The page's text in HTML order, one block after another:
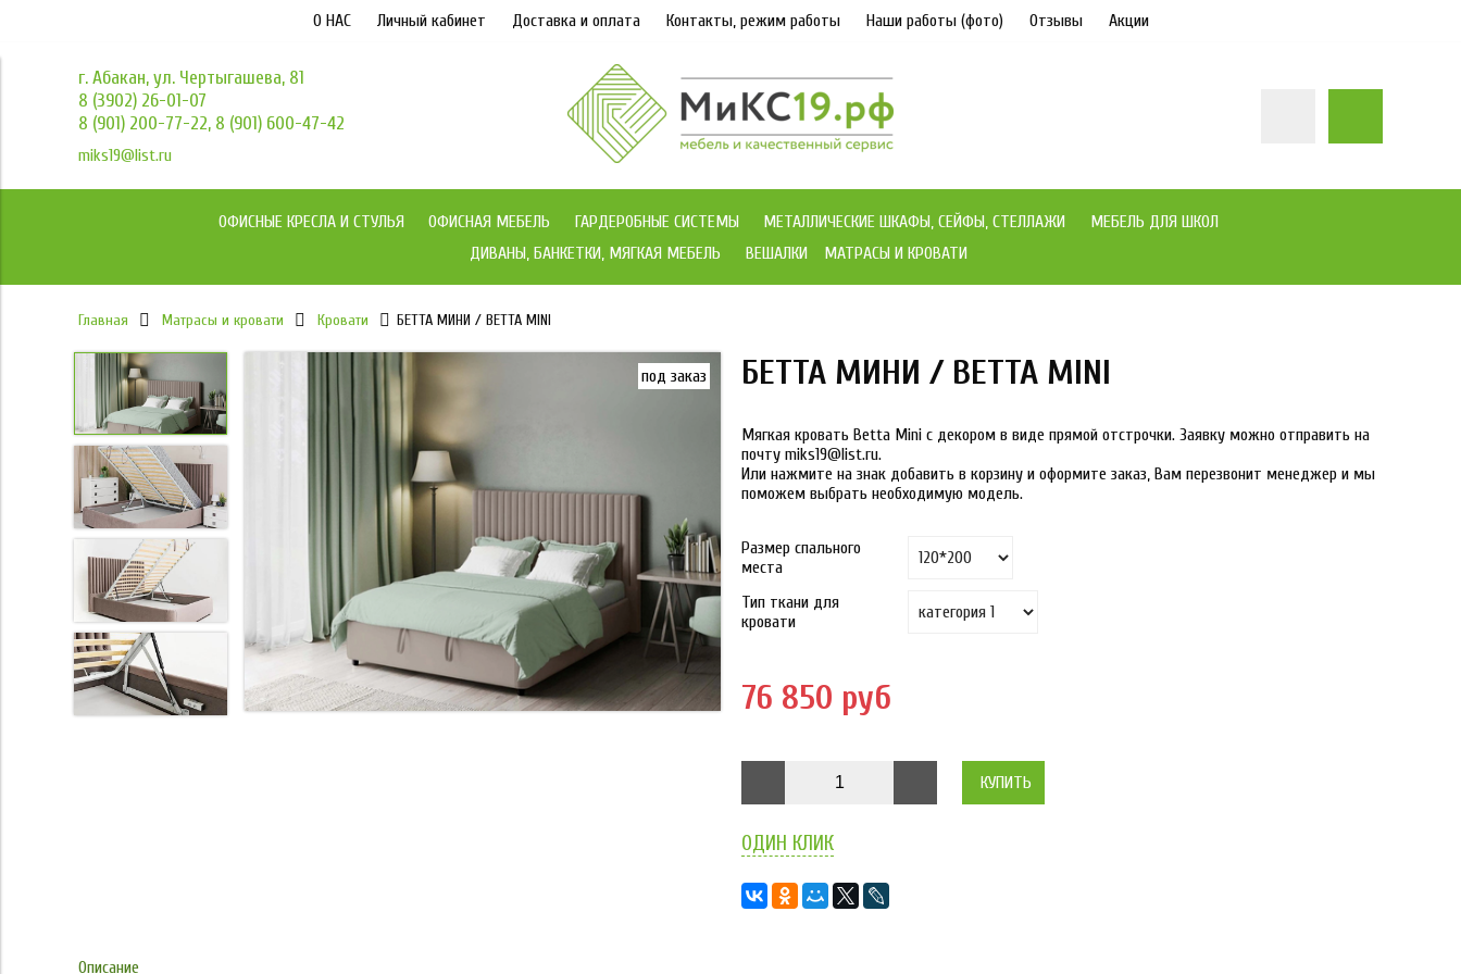
О НАС Личный кабинет Доставка и оплата Контакты, режим работы Наши работы (фото) Отзывы Акции
г. Абакан, ул. Чертыгашева, 81
8 (3902) 26-01-07
8 (901) 200-77-22, 8 (901) 600-47-42
miks19@list.ru
ОФИСНЫЕ КРЕСЛА И СТУЛЬЯ ОФИСНАЯ МЕБЕЛЬ ГАРДЕРОБНЫЕ СИСТЕМЫ МЕТАЛЛИЧЕСКИЕ ШКАФЫ, СЕЙФЫ, СТЕЛЛАЖИ
МЕБЕЛЬ ДЛЯ ШКОЛ
ДИВАНЫ, БАНКЕТКИ, МЯГКАЯ МЕБЕЛЬ
ВЕШАЛКИ МАТРАСЫ И КРОВАТИ
Главная Матрасы и кровати Кровати БЕТТА МИНИ / BETTA MINI
под заказ БЕТТА МИНИ / BETTA MINI
Мягкая кровать Betta Mini с декором в виде прямой отстрочки. Заявку можно отправить на
почту miks19@list.ru.
Или нажмите на знак добавить в корзину и оформите заказ, Вам перезвонит менеджер и мы
поможем выбрать необходимую модель.
Размер спального
места
Тип ткани для
кровати
76 850 руб
КУПИТЬ
ОДИН КЛИК
Описание